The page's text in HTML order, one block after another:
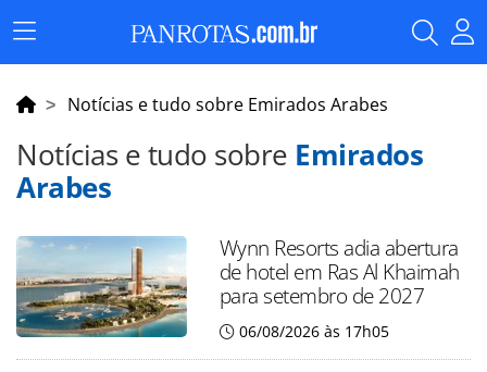
Menu
Principal
Notícias e tudo sobre Emirados Arabes
Notícias e tudo sobre Emirados
Arabes
Wynn Resorts adia abertura
de hotel em Ras Al Khaimah
para setembro de 2027
06/08/2026 às 17h05